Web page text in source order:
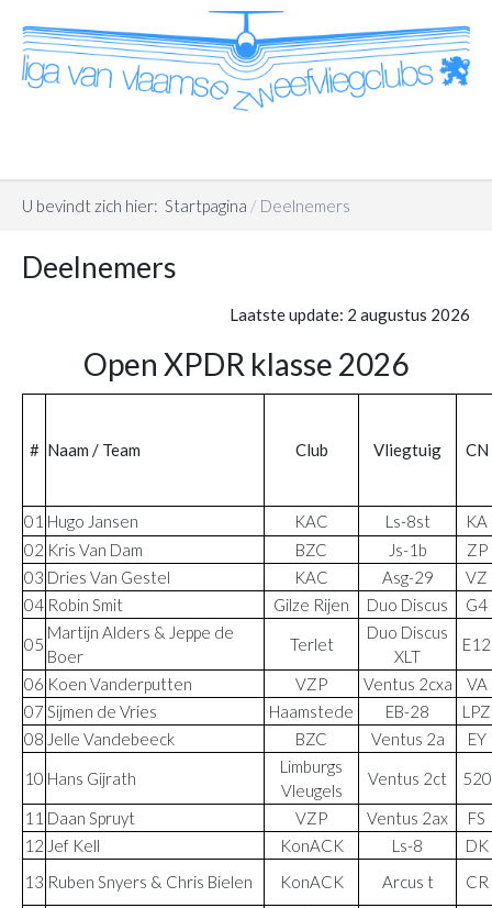
U bevindt zich hier: Startpagina Deelnemers
Deelnemers
Laatste update: 2 augustus 2026
Open XPDR klasse 2026
# Naam / Team Club Vliegtuig CN
01 Hugo Jansen KAC Ls-8st
KA
02 Kris Van Dam BZC Js-1b
ZP
03 Dries Van Gestel KAC Asg-29
VZ
04 Robin Smit Gilze Rijen Duo Discus
G4
05
Martijn Alders & Jeppe de
Boer
Terlet
Duo Discus
XLT
E12
06 Koen Vanderputten VZP Ventus 2cxa
VA
07 Sijmen de Vries Haamstede EB-28
LPZ
08 Jelle Vandebeeck BZC Ventus 2a
EY
10 Hans Gijrath
Limburgs
Vleugels
Ventus 2ct
520
11 Daan Spruyt VZP Ventus 2ax
FS
12 Jef Kell KonACK Ls-8
DK
13 Ruben Snyers & Chris Bielen KonACK Arcus t CR